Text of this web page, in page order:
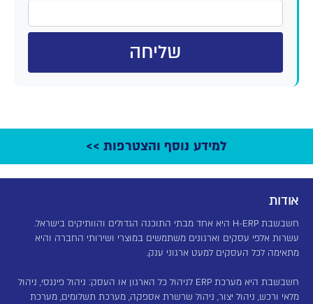
שליחה
למידע נוסף והצטרפות >>
אודות
חשבשבת H-ERP היא אחד מבתי התוכנה הגדולים והוותיקים בישראל.
עשרות אלפי עסקים וארגונים משתמשים במוצרי ושירותי החברה והיא
מתאימה לכל העסקים למעט ארגוני ענק.
חשבשבת היא מערכת ERP לניהול כל הארגון או העסק: ניהול פיננסי, ניהול
מלאי ורכש, ניהול יצור, ניהול שרשרת אספקה, מערכת תשלומים, מערכת